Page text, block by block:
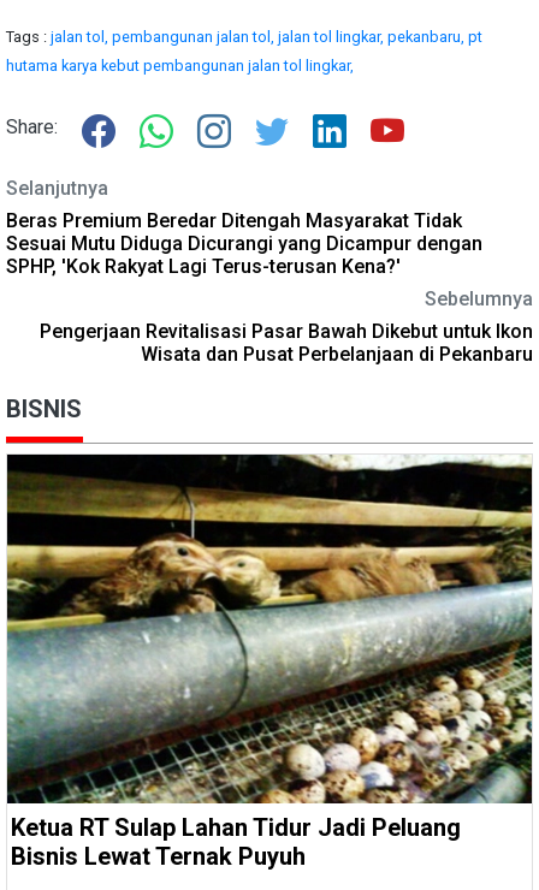
Tags : jalan tol, pembangunan jalan tol, jalan tol lingkar, pekanbaru, pt
hutama karya kebut pembangunan jalan tol lingkar,
Share:
Selanjutnya
Beras Premium Beredar Ditengah Masyarakat Tidak
Sesuai Mutu Diduga Dicurangi yang Dicampur dengan
SPHP, 'Kok Rakyat Lagi Terus-terusan Kena?'
Sebelumnya
Pengerjaan Revitalisasi Pasar Bawah Dikebut untuk Ikon
Wisata dan Pusat Perbelanjaan di Pekanbaru
BISNIS
Ketua RT Sulap Lahan Tidur Jadi Peluang
Bisnis Lewat Ternak Puyuh